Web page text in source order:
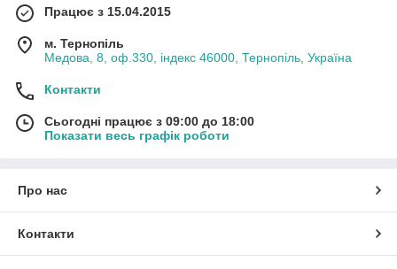
Працює з 15.04.2015
м. Тернопіль
Медова, 8, оф.330, індекс 46000, Тернопіль, Україна
Контакти
Сьогодні працює з 09:00 до 18:00
Показати весь графік роботи
Про нас
Контакти